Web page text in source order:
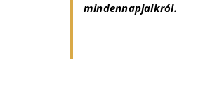
mindennapjaikról.